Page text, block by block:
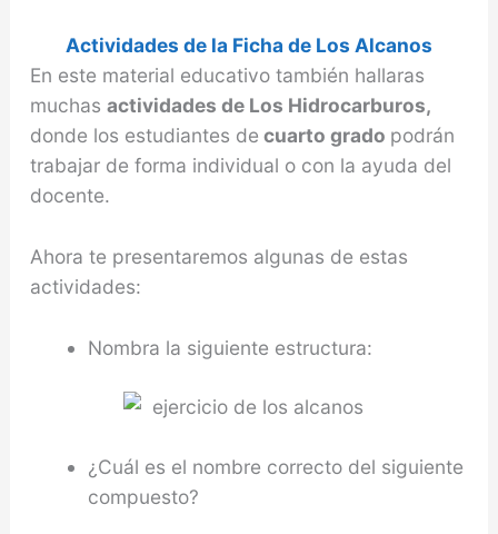
Actividades de la Ficha de Los Alcanos
En este material educativo también hallaras
muchas actividades de Los Hidrocarburos,
donde los estudiantes de cuarto grado podrán
trabajar de forma individual o con la ayuda del
docente.
Ahora te presentaremos algunas de estas
actividades:
Nombra la siguiente estructura:
¿Cuál es el nombre correcto del siguiente
compuesto?